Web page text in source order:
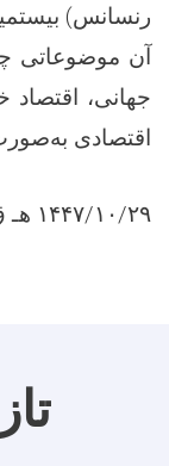
رنسانس)
آن موضوعاتی
جهانی، اقتصاد
اقتصادی
۱۴۴۷/۱۰/۲۹ هـ ق